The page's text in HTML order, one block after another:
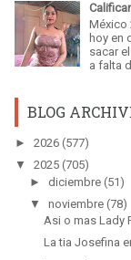
México
hoy en
sacar
a falta
BLOG
► 2026 (577)
▼
2025 (705)
► diciembre (51)
▼
noviembre (78)
Asi o mas Lady
La tia Josefina